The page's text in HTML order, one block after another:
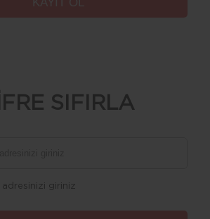
SIFIRLA
giriniz